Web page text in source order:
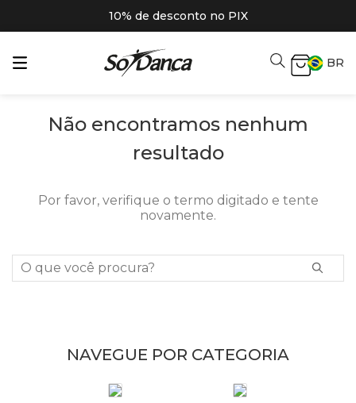
10% de desconto no PIX
BR
Não encontramos nenhum
resultado
Por favor, verifique o termo digitado e tente
novamente.
O que você procura?
NAVEGUE POR CATEGORIA